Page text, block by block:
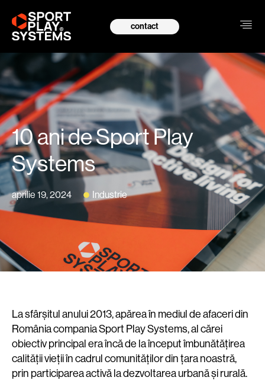
contact
aprilie 19, 2024 Industrie
10 ani de Sport Play
Systems
La sfârșitul anului 2013, apărea în mediul de afaceri din
România compania Sport Play Systems, al cărei
obiectiv principal era încă de la început îmbunătățirea
calității vieții în cadrul comunităților din țara noastră,
prin participarea activă la dezvoltarea urbană și rurală.